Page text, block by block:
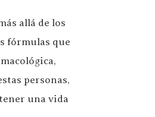
allá de los
fórmulas que
personas,
una vida